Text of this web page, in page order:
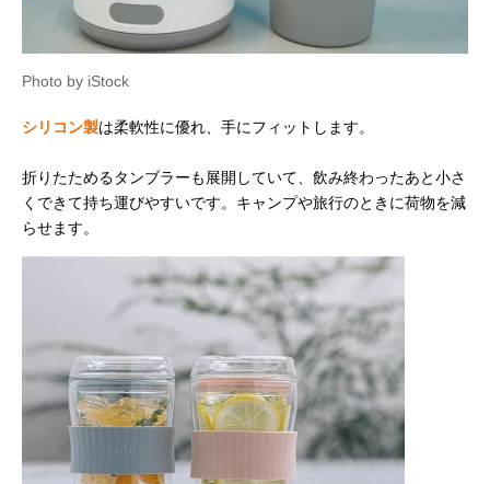
Photo by iStock
シリコン製は柔軟性に優れ、手にフィットします。
折りたためるタンブラーも展開していて、飲み終わったあと小さ
くできて持ち運びやすいです。キャンプや旅行のときに荷物を減
らせます。